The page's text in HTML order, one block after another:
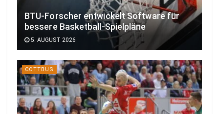
BTU-Forscher entwickelt Software für
bessere Basketball-Spielpläne
5. AUGUST 2026
COTTBUS